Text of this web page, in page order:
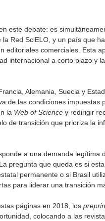
este debate: es
Red SciELO, y un país que
editoriales comerciales. Esta
internacional a corto plazo y
Alemania, Suecia y
de las condiciones impuestas
la Web of Science y redirigir
de transición que prioriza la
a una demanda legítima
pregunta que queda es si
permanente o si Brasil
para liderar una transición
páginas en 2018, los
colocando a las